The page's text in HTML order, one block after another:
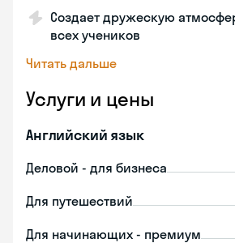
Создает дружескую
всех учеников
Читать дальше
Услуги и цены
Английский язык
Деловой - для бизнеса
Для путешествий
Для начинающих - премиум